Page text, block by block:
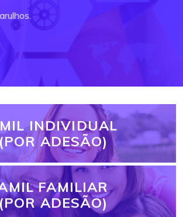
INDIVIDUAL
ADESÃO)
FAMILIAR
ADESÃO)